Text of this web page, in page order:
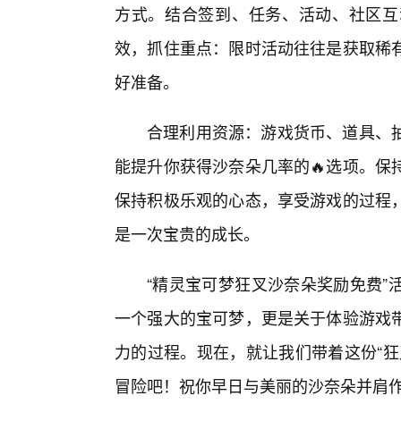
方式。结合签到、任务、活动、社区
效，抓住重点：限时活动往往是获取
好准备。
合理利用资源：游戏货币、道具
能提升你获得沙奈朵几率的🔥选项。
保持积极乐观的心态，享受游戏的过
是一次宝贵的成长。
“精灵宝可梦狂叉沙奈朵奖励免费
一个强大的宝可梦，更是关于体验游
力的过程。现在，就让我们带着这份“
冒险吧！祝你早日与美丽的沙奈朵并肩